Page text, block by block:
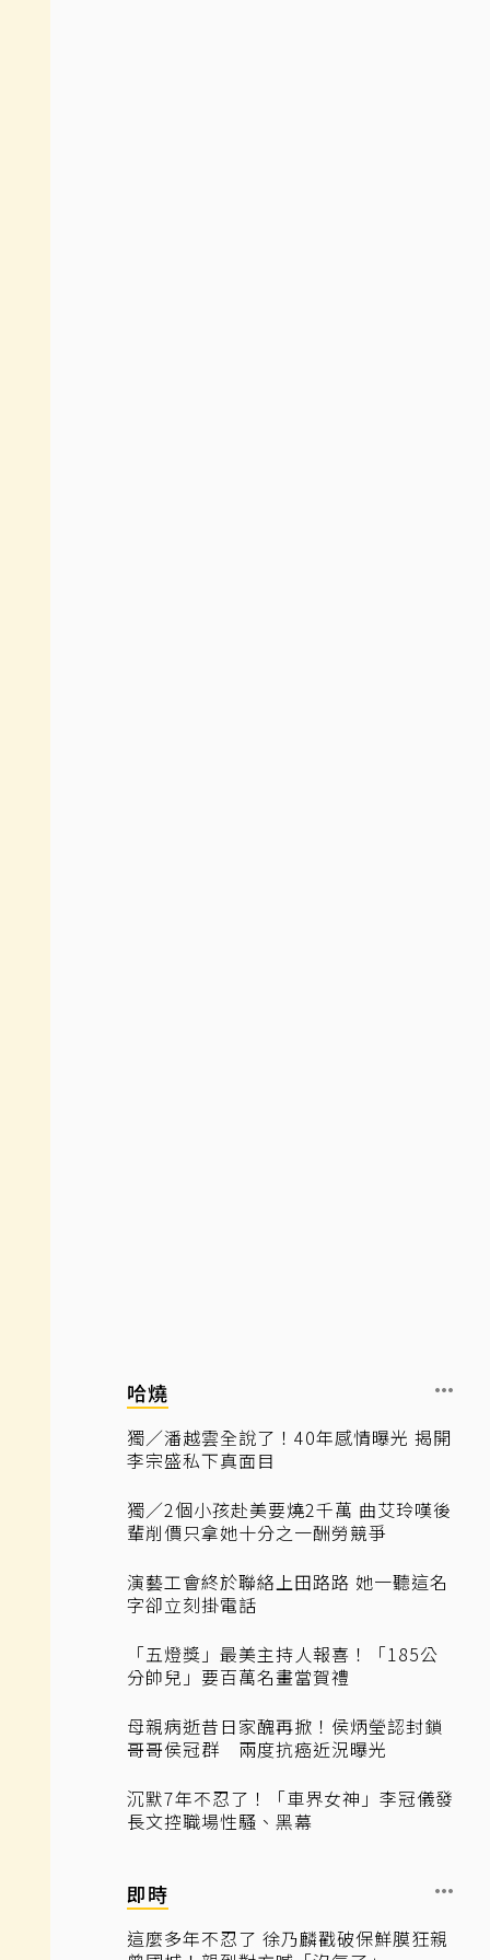
哈燒
獨／潘越雲全說了！40年感情曝光 揭開
李宗盛私下真面目
獨／2個小孩赴美要燒2千萬 曲艾玲嘆後
輩削價只拿她十分之一酬勞競爭
演藝工會終於聯絡上田路路 她一聽這名
字卻立刻掛電話
「五燈獎」最美主持人報喜！「185公
分帥兒」要百萬名畫當賀禮
母親病逝昔日家醜再掀！侯炳瑩認封鎖
哥哥侯冠群 兩度抗癌近況曝光
沉默7年不忍了！「車界女神」李冠儀發
長文控職場性騷、黑幕
即時
這麼多年不忍了 徐乃麟戳破保鮮膜狂親